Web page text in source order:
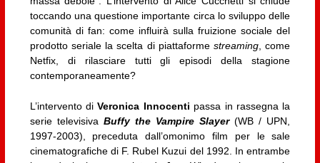
toccando una questione importante circa lo sviluppo delle
comunità di fan: come influirà sulla fruizione sociale del
prodotto seriale la scelta di piattaformestreaming , come
Netfix, di rilasciare tutti gli episodi della stagione
contemporaneamente?
L’intervento diVeronica Innocenti passa in rassegna la
serie televisiva Buffy the Vampire Slayer(WB / UPN,
1997-2003), preceduta dall’omonimo film per le sale
cinematografiche di F. Rubel Kuzui del 1992. In entrambe